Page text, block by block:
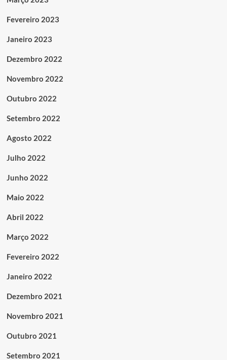
Fevereiro 2023
Janeiro 2023
Dezembro 2022
Novembro 2022
Outubro 2022
Setembro 2022
Agosto 2022
Julho 2022
Junho 2022
Maio 2022
Abril 2022
Março 2022
Fevereiro 2022
Janeiro 2022
Dezembro 2021
Novembro 2021
Outubro 2021
Setembro 2021